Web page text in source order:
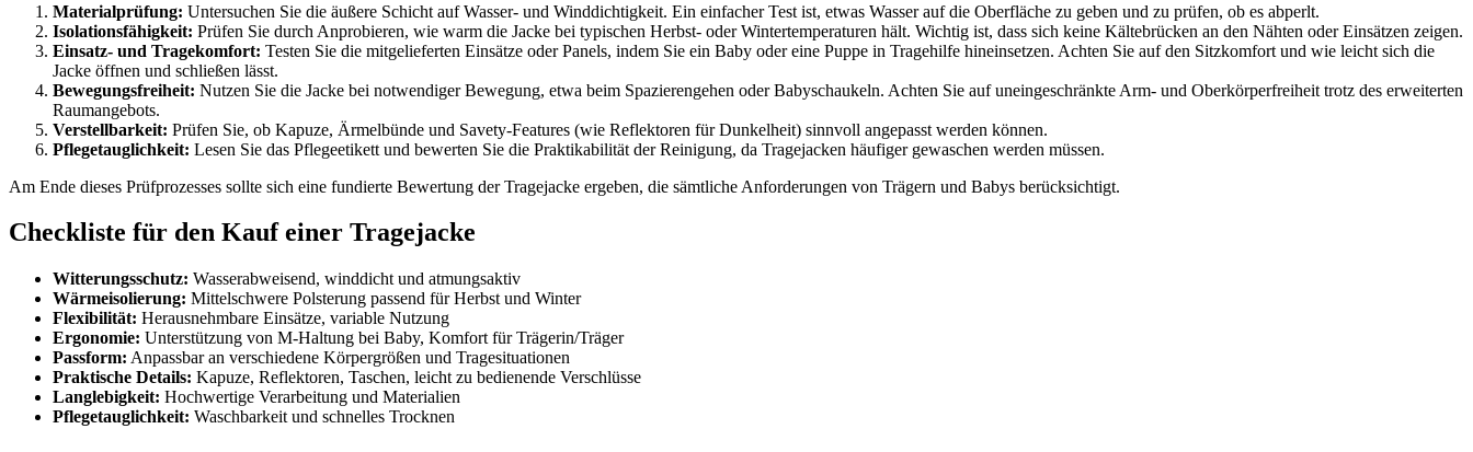
Materialprüfung: Untersuchen Sie die äußere Schicht auf Wasser- und Winddichtigkeit. Ein einfacher Test ist, etwas Wasser auf die Oberfläche zu geben und zu prüfen, ob es abperlt.
Isolationsfähigkeit: Prüfen Sie durch Anprobieren, wie warm die Jacke bei typischen Herbst- oder Wintertemperaturen hält. Wichtig ist, dass sich keine Kältebrücken an den Nähten oder Einsätzen zeigen.
Einsatz- und Tragekomfort: Testen Sie die mitgelieferten Einsätze oder Panels, indem Sie ein Baby oder eine Puppe in Tragehilfe hineinsetzen. Achten Sie auf den Sitzkomfort und wie leicht sich die
Jacke öffnen und schließen lässt.
Bewegungsfreiheit: Nutzen Sie die Jacke bei notwendiger Bewegung, etwa beim Spazierengehen oder Babyschaukeln. Achten Sie auf uneingeschränkte Arm- und Oberkörperfreiheit trotz des erweiterten
Raumangebots.
Verstellbarkeit: Prüfen Sie, ob Kapuze, Ärmelbünde und Savety-Features (wie Reflektoren für Dunkelheit) sinnvoll angepasst werden können.
Pflegetauglichkeit: Lesen Sie das Pflegeetikett und bewerten Sie die Praktikabilität der Reinigung, da Tragejacken häufiger gewaschen werden müssen.
Am Ende dieses Prüfprozesses sollte sich eine fundierte Bewertung der Tragejacke ergeben, die sämtliche Anforderungen von Trägern und Babys berücksichtigt.
Checkliste für den Kauf einer Tragejacke
Witterungsschutz: Wasserabweisend, winddicht und atmungsaktiv
Wärmeisolierung: Mittelschwere Polsterung passend für Herbst und Winter
Flexibilität: Herausnehmbare Einsätze, variable Nutzung
Ergonomie: Unterstützung von M-Haltung bei Baby, Komfort für Trägerin/Träger
Passform: Anpassbar an verschiedene Körpergrößen und Tragesituationen
Praktische Details: Kapuze, Reflektoren, Taschen, leicht zu bedienende Verschlüsse
Langlebigkeit: Hochwertige Verarbeitung und Materialien
Pflegetauglichkeit: Waschbarkeit und schnelles Trocknen